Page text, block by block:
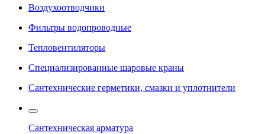
Воздухоотводчики
Фильтры водопроводные
Тепловентиляторы
Специализированные шаровые краны
Сантехнические герметики, смазки и уплотнители
Сантехническая арматура